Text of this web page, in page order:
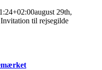
august 29th,
til rejsegilde